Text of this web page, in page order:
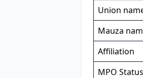
Union
Mauza
Affiliation
MPO Status